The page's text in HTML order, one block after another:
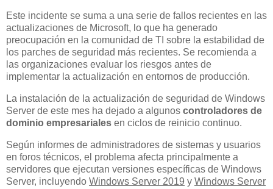
Este incidente se suma a una serie de fallos recientes en las
actualizaciones de Microsoft, lo que ha generado
preocupación en la comunidad de TI sobre la estabilidad de
los parches de seguridad más recientes. Se recomienda a
las organizaciones evaluar los riesgos antes de
implementar la actualización en entornos de producción.
La instalación de la actualización de seguridad de Windows
Server de este mes ha dejado a algunos controladores de
dominio empresariales en ciclos de reinicio continuo.
Según informes de administradores de sistemas y usuarios
en foros técnicos, el problema afecta principalmente a
servidores que ejecutan versiones específicas de Windows
Server, incluyendo Windows Server 2019 y Windows Server